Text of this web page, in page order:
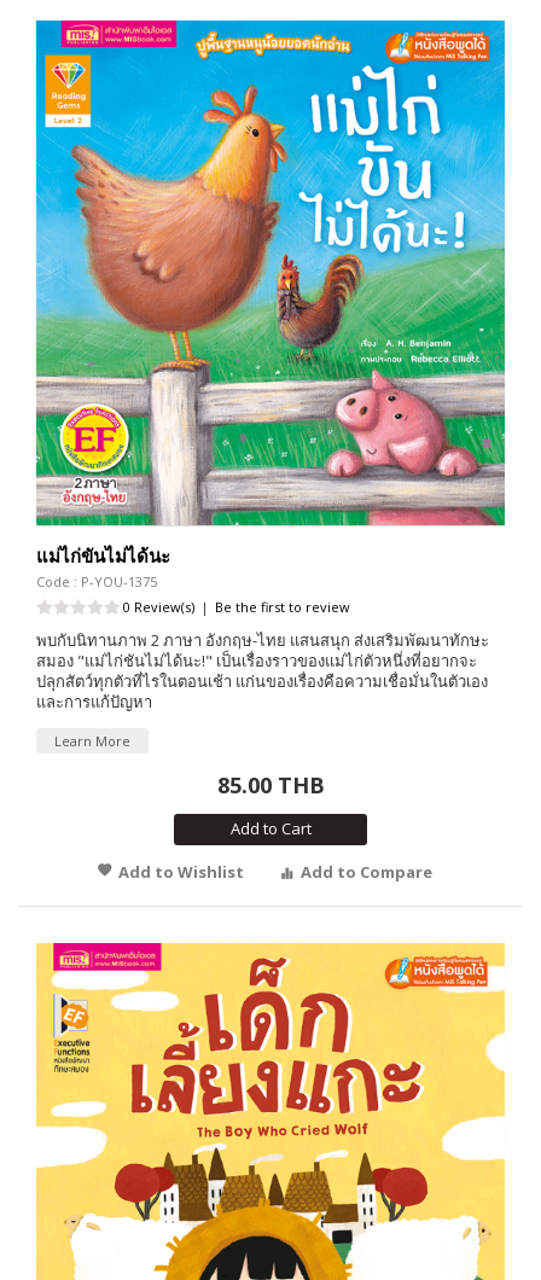
แม่ไก่ขันไม่ได้นะ
Code : P-YOU-1375
0 Review(s) | Be the first to review
พบกับนิทานภาพ 2 ภาษา อังกฤษ-ไทย แสนสนุก ส่งเสริมพัฒนาทักษะ
สมอง "แม่ไก่ชันไม่ได้นะ!" เป็นเรื่องราวของแม่ไก่ตัวหนึ่งที่อยากจะ
ปลุกสัตว์ทุกตัวที่ไรในตอนเช้า แก่นของเรื่องคือความเชื่อมั่นในตัวเอง
และการแก้ปัญหา
Learn More
85.00 THB
Add to Cart
Add to Wishlist
Add to Compare